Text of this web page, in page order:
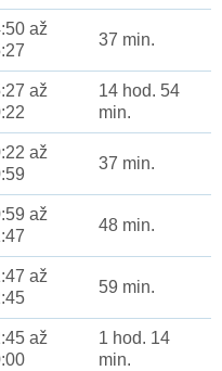
až
37 min.
až
14 hod. 54
min.
až
37 min.
až
48 min.
až
59 min.
až
1 hod. 14
min.